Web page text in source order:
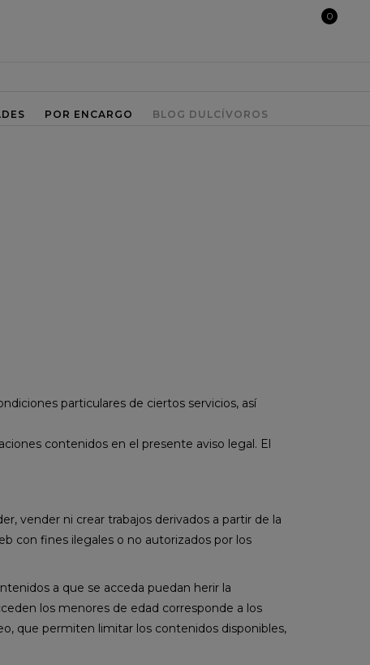
0
POR ENCARGO BLOG DULCÍVOROS
particulares de ciertos servicios, así
contenidos en el presente aviso legal. El
vender ni crear trabajos derivados a partir de la
con fines ilegales o no autorizados por los
a que se acceda puedan herir la
los menores de edad corresponde a los
que permiten limitar los contenidos disponibles,